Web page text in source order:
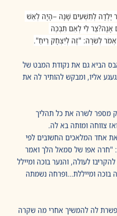
יָלְדָה לְתִשְׁעִים שָׁנָה –הָיָה לְאֵשׁ
לִי לְאֵם תִּבְכֶּה
לְשׂרָה: "זֶה לְיִצְחָק רֵיחַ".
הביא גם את נקודת המבט של
אליו, ומבקש להותיר לה את
מספר לשרה את כל תהליך
צווחה ומותה בא לה.
אחד המלאכים החשובים לפי
"חרה אפו של סמאל הלך ואמר
לעולה, והנער בוכה ומיילל
בוכה ומייללת...ופרחה נשמתה
לה להמשיך אחרי מה שקרה